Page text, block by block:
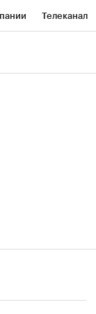
Телеканал